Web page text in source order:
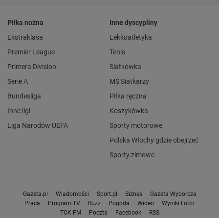
Piłka nożna
Ekstraklasa
Premier League
Primera Division
Serie A
Bundesliga
Inne ligi
Liga Narodów UEFA
Inne dyscypliny
Lekkoatletyka
Tenis
Siatkówka
MŚ Siatkarzy
Piłka ręczna
Koszykówka
Sporty motorowe
Polska Włochy gdzie obejrzeć
Sporty zimowe
Gazeta.pl Wiadomości Sport.pl Biznes
Gazeta Wyborcza
Praca
Program TV Buzz Pogoda Wideo
Wyniki Lotto
TOK FM
Poczta Facebook RSS